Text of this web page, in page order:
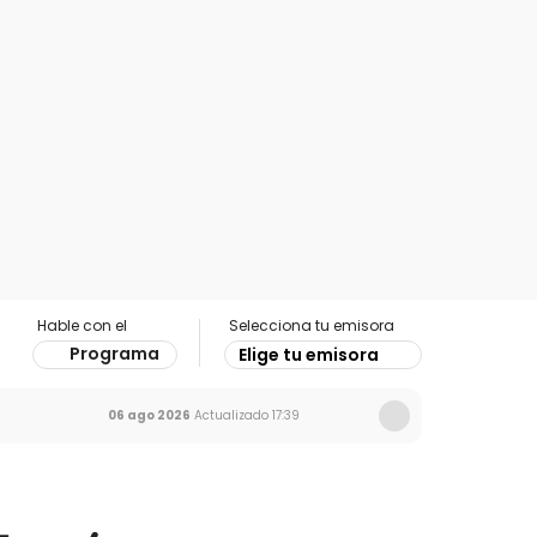
Hable con el
Programa
Selecciona tu emisora
Elige tu emisora
06 ago 2026 Actualizado 17:39